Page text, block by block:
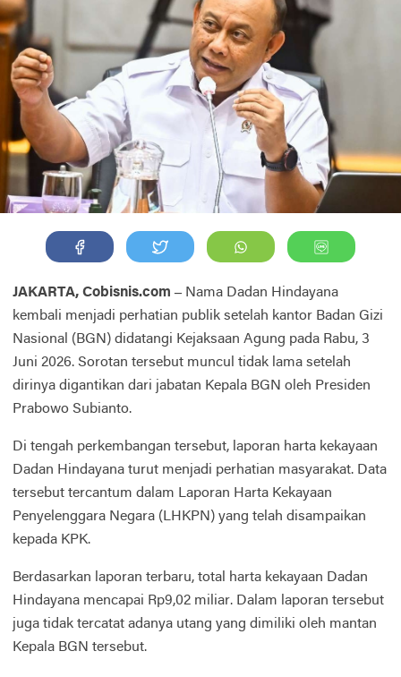
JAKARTA, Cobisnis.com – Nama Dadan Hindayana
kembali menjadi perhatian publik setelah kantor Badan Gizi
Nasional (BGN) didatangi Kejaksaan Agung pada Rabu, 3
Juni 2026. Sorotan tersebut muncul tidak lama setelah
dirinya digantikan dari jabatan Kepala BGN oleh Presiden
Prabowo Subianto.
Di tengah perkembangan tersebut, laporan harta kekayaan
Dadan Hindayana turut menjadi perhatian masyarakat. Data
tersebut tercantum dalam Laporan Harta Kekayaan
Penyelenggara Negara (LHKPN) yang telah disampaikan
kepada KPK.
Berdasarkan laporan terbaru, total harta kekayaan Dadan
Hindayana mencapai Rp9,02 miliar. Dalam laporan tersebut
juga tidak tercatat adanya utang yang dimiliki oleh mantan
Kepala BGN tersebut.